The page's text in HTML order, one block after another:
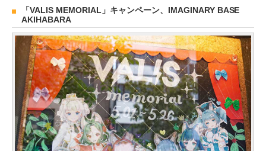
「VALIS MEMORIAL」キャンペーン、IMAGINARY BASE
AKIHABARA